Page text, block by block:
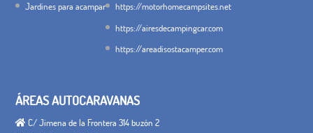
Jardines para acampar
https://motorhomecampsites.net
https://airesdecampingcar.com
https://areadisostacamper.com
ÁREAS AUTOCARAVANAS
C/ Jimena de la Frontera 314 buzón 2